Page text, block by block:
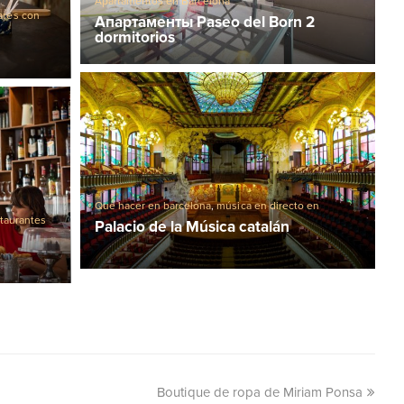
con
Апартаменты Paseo del Born 2
dormitorios
Qué hacer en barcelona,música en directo en
Barcelona
Palacio de la Música catalán
Boutique de ropa de Miriam Ponsa